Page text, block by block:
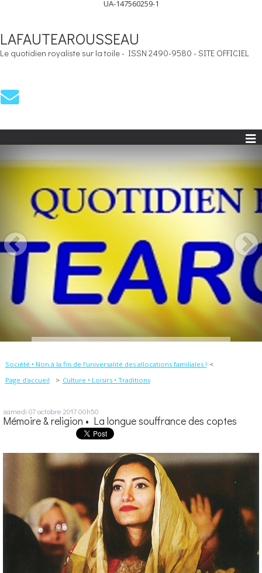
UA-147560259-1
LAFAUTEAROUSSEAU
Le quotidien royaliste sur la toile - ISSN 2490-9580 - SITE OFFICIEL
Société • Non à la fin de l’universalité des allocations familiales !
Page d'accueil
Culture • Loisirs • Traditions
samedi 07octobre 201700h50
Mémoire & religion • La longue souffrance des coptes